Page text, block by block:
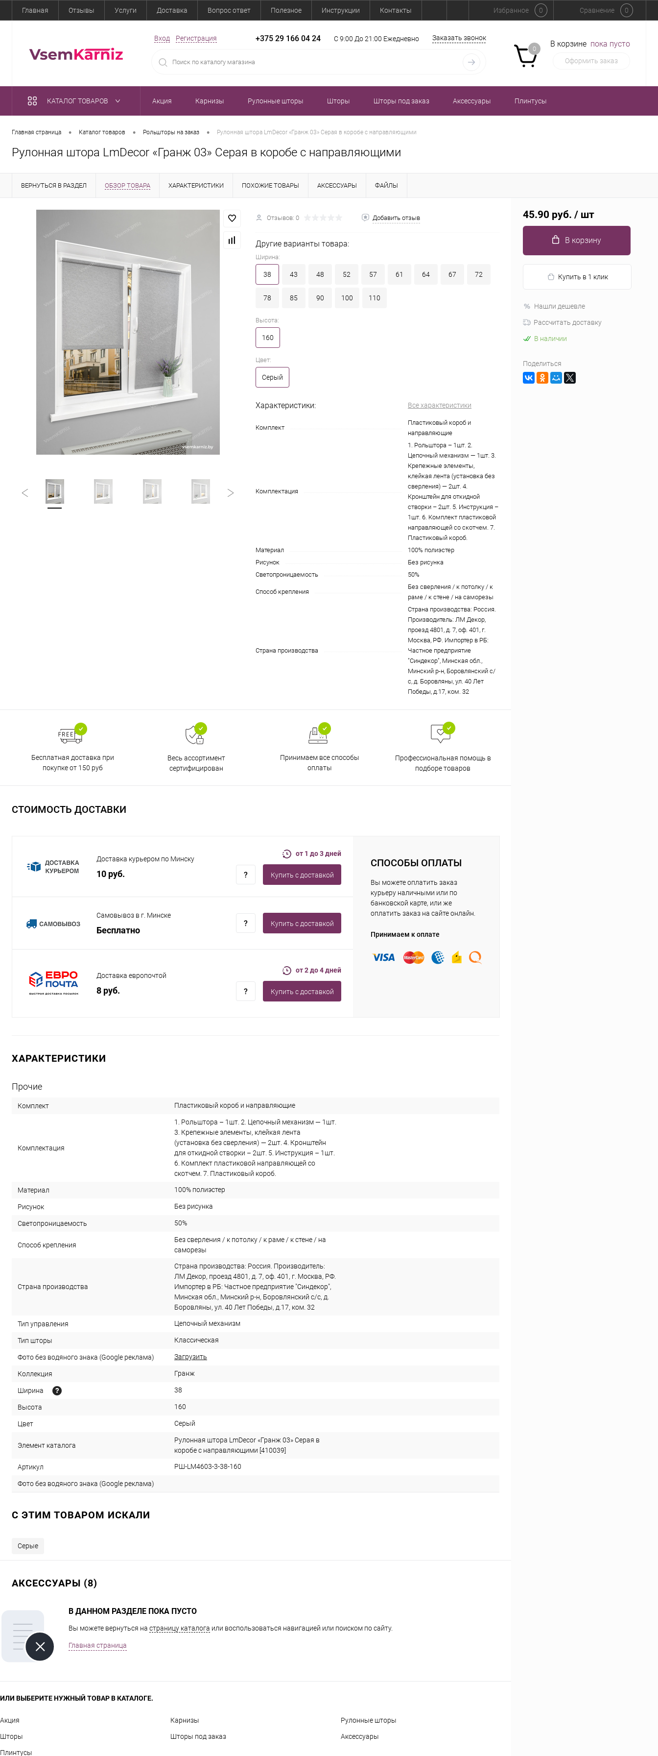
Главная Отзывы Услуги Доставка Вопрос ответ Полезное Инструкции Контакты Избранное 0 Сравнение 0
Вход Регистрация +375 29 166 04 24 С 9:00 До 21:00 Ежедневно Заказать звонок
0
В корзине пока пусто
Оформить заказ
КАТАЛОГ ТОВАРОВ Акция Карнизы Рулонные шторы Шторы Шторы под заказ Аксессуары Плинтусы
Главная страница • Каталог товаров • Рольшторы на заказ • Рулонная штора LmDecor «Гранж 03» Серая в коробе с направляющими
Рулонная штора LmDecor «Гранж 03» Серая в коробе с направляющими
ВЕРНУТЬСЯ В РАЗДЕЛ ОБЗОР ТОВАРА ХАРАКТЕРИСТИКИ ПОХОЖИЕ ТОВАРЫ АКСЕССУАРЫ ФАЙЛЫ
Отзывов: 0 Добавить отзыв
Другие варианты товара:
Ширина:
38 43 48 52 57 61 64 67 72
78 85 90 100 110
Высота:
160
Цвет:
Серый
Характеристики: Все характеристики
Комплект
Пластиковый короб и
направляющие
Комплектация
1. Рольштора – 1шт. 2.
Цепочный механизм — 1шт. 3.
Крепежные элементы,
клейкая лента (установка без
сверления) — 2шт. 4.
Кронштейн для откидной
створки – 2шт. 5. Инструкция –
1шт. 6. Комплект пластиковой
направляющей со скотчем. 7.
Пластиковый короб.
Материал
100% полиэстер
Рисунок
Без рисунка
Светопроницаемость
50%
Способ крепления
Без сверления / к потолку / к
раме / к стене / на саморезы
Страна производства
Страна производства: Россия.
Производитель: ЛМ Декор,
проезд 4801, д. 7, оф. 401, г.
Москва, РФ. Импортер в РБ:
Частное предприятие
"Синдекор", Минская обл.,
Минский р-н, Боровлянский с/
с, д. Боровляны, ул. 40 Лет
Победы, д.17, ком. 32
Бесплатная доставка при
покупке от 150 руб
Весь ассортимент
сертифицирован
Принимаем все способы
оплаты
Профессиональная помощь в
подборе товаров
СТОИМОСТЬ ДОСТАВКИ
Доставка курьером по Минску
10 руб.
от 1 до 3 дней
Купить c доставкой
Самовывоз в г. Минске
Бесплатно
Купить c доставкой
Доставка европочтой
8 руб.
от 2 до 4 дней
Купить c доставкой
СПОСОБЫ ОПЛАТЫ
Вы можете оплатить заказ
курьеру наличными или по
банковской карте, или же
оплатить заказ на сайте онлайн.
Принимаем к оплате
ХАРАКТЕРИСТИКИ
Прочие
Комплект Пластиковый короб и направляющие
Комплектация
1. Рольштора – 1шт. 2. Цепочный механизм — 1шт.
3. Крепежные элементы, клейкая лента
(установка без сверления) — 2шт. 4. Кронштейн
для откидной створки – 2шт. 5. Инструкция – 1шт.
6. Комплект пластиковой направляющей со
скотчем. 7. Пластиковый короб.
Материал 100% полиэстер
Рисунок Без рисунка
Светопроницаемость 50%
Способ крепления
Без сверления / к потолку / к раме / к стене / на
саморезы
Страна производства
Страна производства: Россия. Производитель:
ЛМ Декор, проезд 4801, д. 7, оф. 401, г. Москва, РФ.
Импортер в РБ: Частное предприятие "Синдекор",
Минская обл., Минский р-н, Боровлянский с/с, д.
Боровляны, ул. 40 Лет Победы, д.17, ком. 32
Тип управления Цепочный механизм
Тип шторы Классическая
Фото без водяного знака (Google реклама) Загрузить
Коллекция Гранж
Ширина 38
Высота 160
Цвет Серый
Элемент каталога
Рулонная штора LmDecor «Гранж 03» Серая в
коробе с направляющими [410039]
Артикул РШ-LM4603-3-38-160
Фото без водяного знака (Google реклама)
C ЭТИМ ТОВАРОМ ИСКАЛИ
Серые
АКСЕССУАРЫ (8)
В ДАННОМ РАЗДЕЛЕ ПОКА ПУСТО
Вы можете вернуться на страницу каталога или воспользоваться навигацией или поиском по сайту.
Главная страница
ИЛИ ВЫБЕРИТЕ НУЖНЫЙ ТОВАР В КАТАЛОГЕ.
Акция Карнизы Рулонные шторы
Шторы Шторы под заказ Аксессуары
Плинтусы
45.90 руб. / шт
В корзину
Купить в 1 клик
Нашли дешевле
Рассчитать доставку
В наличии
Поделиться